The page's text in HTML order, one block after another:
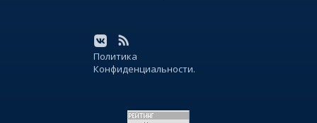
Политика
Конфиденциальности.